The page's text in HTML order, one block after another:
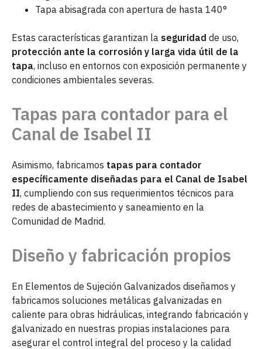
Tapa abisagrada con apertura de hasta 140°
Estas características garantizan la seguridad de uso,
protección ante la corrosión y larga vida útil de la
tapa, incluso en entornos con exposición permanente y
condiciones ambientales severas.
Tapas para contador para el
Canal de Isabel II
Asimismo, fabricamos tapas para contador
específicamente diseñadas para el Canal de Isabel
II, cumpliendo con sus requerimientos técnicos para
redes de abastecimiento y saneamiento en la
Comunidad de Madrid.
Diseño y fabricación propios
En Elementos de Sujeción Galvanizados diseñamos y
fabricamos soluciones metálicas galvanizadas en
caliente para obras hidráulicas, integrando fabricación y
galvanizado en nuestras propias instalaciones para
asegurar el control integral del proceso y la calidad